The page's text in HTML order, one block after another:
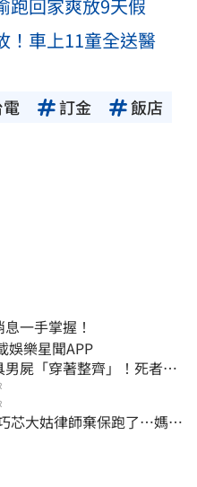
跑回家爽放9天假
！車上11童全送醫
電 訂金
飯店
一手掌握！
態 即刻下載娛樂星聞APP
屍「穿著整齊」！死者身
芯大姑律師棄保跑了…媽也